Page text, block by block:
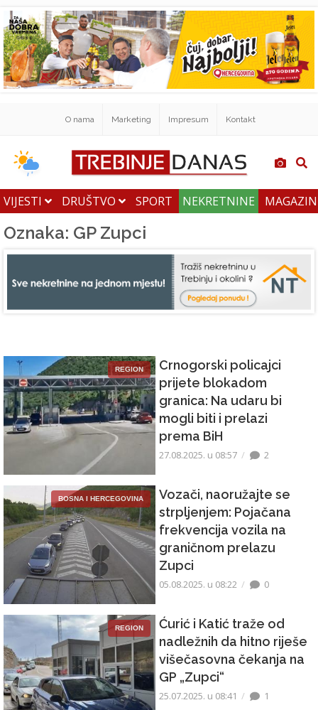
O nama Marketing Impresum Kontakt
VIJESTI DRUŠTVO SPORT NEKRETNINE
Oznaka: GP Zupci
REGION
Crnogorski policajci
prijete blokadom
granica: Na udaru bi
mogli biti i prelazi
prema BiH
27.08.2025. u 08:57 2
BOSNA I HERCEGOVINA
Vozači, naoružajte se
strpljenjem: Pojačana
frekvencija vozila na
graničnom prelazu
Zupci
05.08.2025. u 08:22 0
REGION
Ćurić i Katić traže od
nadležnih da hitno riješe
višečasovna čekanja na
GP „Zupci“
25.07.2025. u 08:41 1